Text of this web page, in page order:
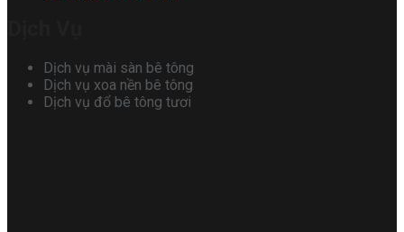
Dịch vụ mài sàn bê tông
Dịch vụ xoa nền bê tông
Dịch vụ đổ bê tông tươi